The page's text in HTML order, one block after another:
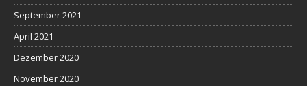
September 2021
April 2021
Dezember 2020
November 2020